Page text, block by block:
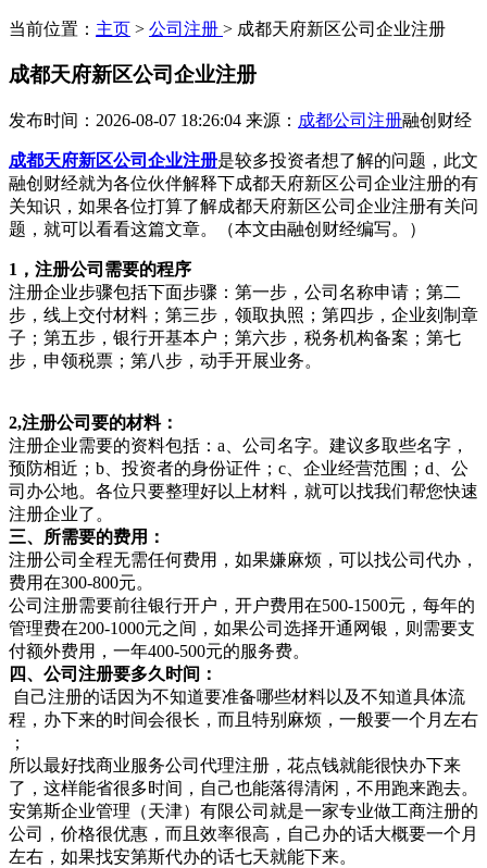
当前位置： 主页 > 公司注册 > 成都天府新区公司企业注册
成都天府新区公司企业注册
发布时间：2026-08-07 18:26:04 来源： 成都公司注册融创财经
成都天府新区公司企业注册是较多投资者想了解的问题，此文
融创财经就为各位伙伴解释下成都天府新区公司企业注册的有
关知识，如果各位打算了解成都天府新区公司企业注册有关问
题，就可以看看这篇文章。（本文由融创财经编写。）
1，注册公司需要的程序
注册企业步骤包括下面步骤：第一步，公司名称申请；第二
步，线上交付材料；第三步，领取执照；第四步，企业刻制章
子；第五步，银行开基本户；第六步，税务机构备案；第七
步，申领税票；第八步，动手开展业务。
2,注册公司要的材料：
注册企业需要的资料包括：a、公司名字。建议多取些名字，
预防相近；b、投资者的身份证件；c、企业经营范围；d、公
司办公地。各位只要整理好以上材料，就可以找我们帮您快速
注册企业了。
三、所需要的费用：
注册公司全程无需任何费用，如果嫌麻烦，可以找公司代办，
费用在300-800元。
公司注册需要前往银行开户，开户费用在500-1500元，每年的
管理费在200-1000元之间，如果公司选择开通网银，则需要支
付额外费用，一年400-500元的服务费。
四、公司注册要多久时间：
自己注册的话因为不知道要准备哪些材料以及不知道具体流
程，办下来的时间会很长，而且特别麻烦，一般要一个月左右
；
所以最好找商业服务公司代理注册，花点钱就能很快办下来
了，这样能省很多时间，自己也能落得清闲，不用跑来跑去。
安第斯企业管理（天津）有限公司就是一家专业做工商注册的
公司，价格很优惠，而且效率很高，自己办的话大概要一个月
左右，如果找安第斯代办的话七天就能下来。